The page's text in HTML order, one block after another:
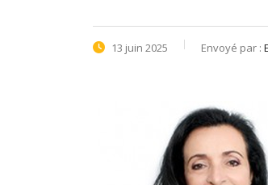
13 juin 2025 Envoyé par :